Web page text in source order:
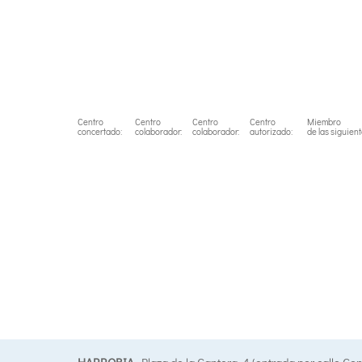
Centro
concertado:
Centro
colaborador:
Centro
colaborador:
Centro
autorizado:
Miembro
de las